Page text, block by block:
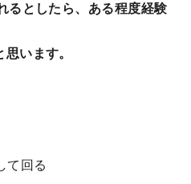
るとしたら、ある程度経験
います。
て回る